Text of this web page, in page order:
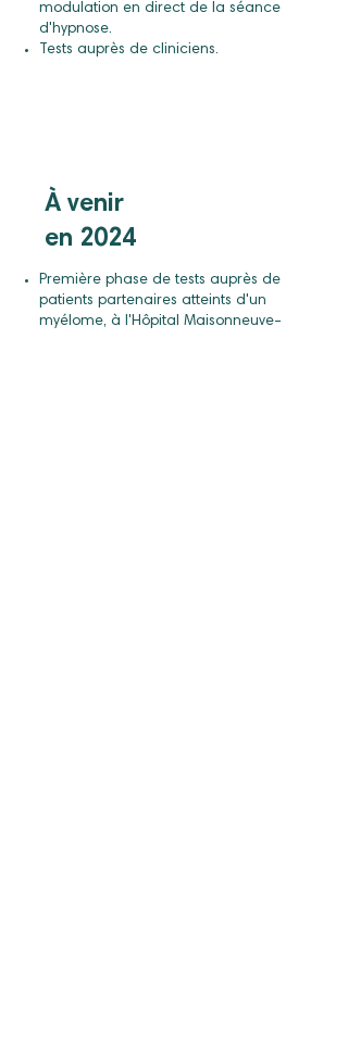
modulation en direct de la séance
d'hypnose.
Tests auprès de cliniciens.
À venir
en 2024
Première phase de tests auprès de
patients partenaires atteints d'un
myélome, à l'Hôpital Maisonneuve-